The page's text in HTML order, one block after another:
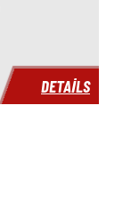
DETAILS